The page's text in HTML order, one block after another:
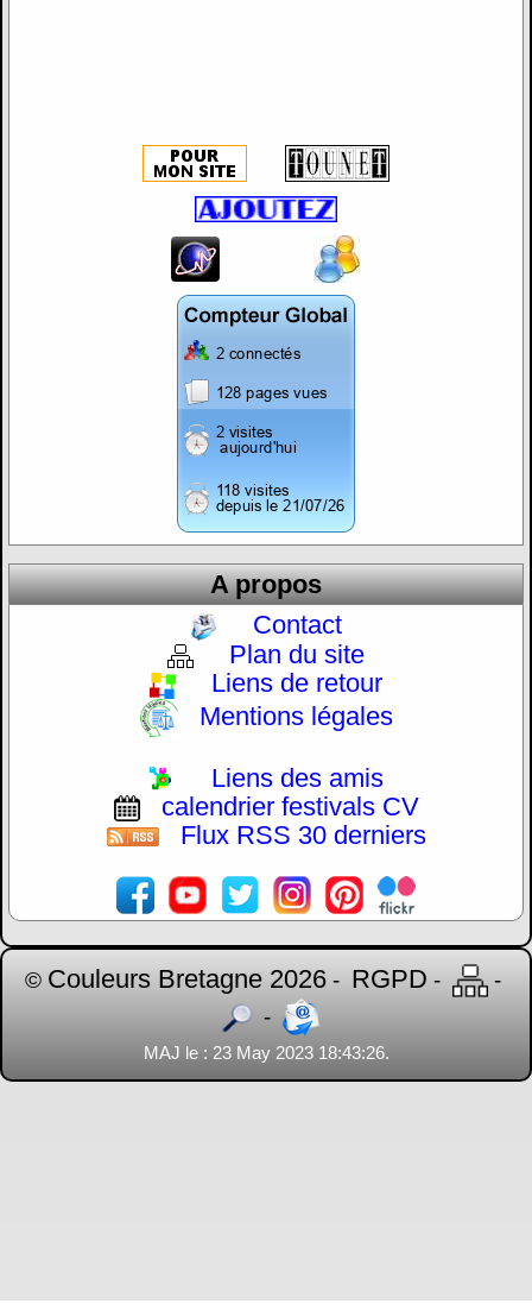
A propos
Contact
Plan du site
Liens de retour
Mentions légales
Liens des amis
calendrier festivals CV
Flux RSS 30 derniers
© Couleurs Bretagne 2026 - RGPD -
-
-
MAJ le : 23 May 2023 18:43:26.